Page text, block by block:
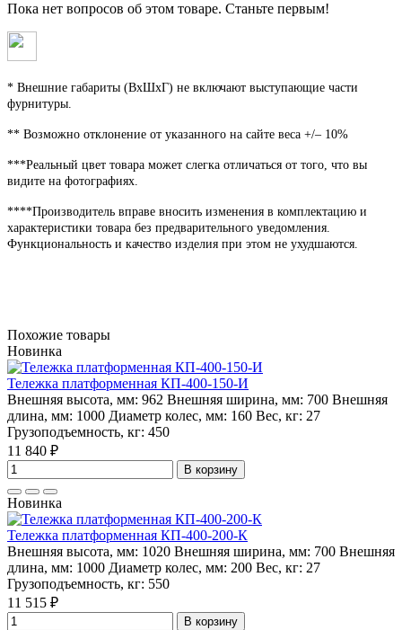
Пока нет вопросов об этом товаре. Станьте первым!
* Внешние габариты (ВхШхГ) не включают выступающие части
фурнитуры.
** Возможно отклонение от указанного на сайте веса +/– 10%
***Реальный цвет товара может слегка отличаться от того, что вы
видите на фотографиях.
****Производитель вправе вносить изменения в комплектацию и
характеристики товара без предварительного уведомления.
Функциональность и качество изделия при этом не ухудшаются.
Похожие товары
Новинка
Тележка платформенная КП-400-150-И
Внешняя высота, мм: 962 Внешняя ширина, мм: 700 Внешняя
длина, мм: 1000 Диаметр колес, мм: 160 Вес, кг: 27
Грузоподъемность, кг: 450
11 840 ₽
В корзину
Новинка
Тележка платформенная КП-400-200-К
Внешняя высота, мм: 1020 Внешняя ширина, мм: 700 Внешняя
длина, мм: 1000 Диаметр колес, мм: 200 Вес, кг: 27
Грузоподъемность, кг: 550
11 515 ₽
В корзину